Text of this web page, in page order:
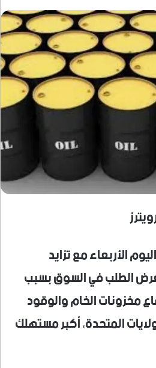
الأربعاء مع تزايد
الطلب في السوق بسبب
مخزونات الخام والوقود
المتحدة، أكبر مستهلك